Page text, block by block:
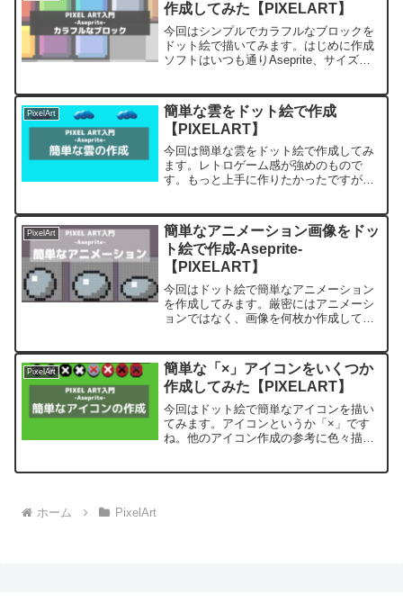
作成してみた【PIXELART】
今回はシンプルでカラフルなブロックを
ドット絵で描いてみます。はじめに作成
ソフトはいつも通りAseprite、サイズは
で塗り、中を赤色に。次に、いつもと同
じ感じ...
PixelArt
簡単な雲をドット絵で作成
【PIXELART】
今回は簡単な雲をドット絵で作成してみ
ます。レトロゲーム感が強めのもので
す。もっと上手に作りたかったですが、
用。サイズは90x160。一応モバイルを意
識してみて縦...
PixelArt
簡単なアニメーション画像をドッ
ト絵で作成-Aseprite-
【PIXELART】
今回はドット絵で簡単なアニメーション
を作成してみます。厳密にはアニメーシ
ョンではなく、画像を何枚か作成してパ
成ソフトはAsepriteです。特に変わった
ことはしていない...
PixelArt
簡単な「×」アイコンをいくつか
作成してみた【PIXELART】
今回はドット絵で簡単なアイコンを描い
てみます。アイコンというか「×」です
ね。他のアイコン作成の参考に色々描い
ホーム
PixelArt